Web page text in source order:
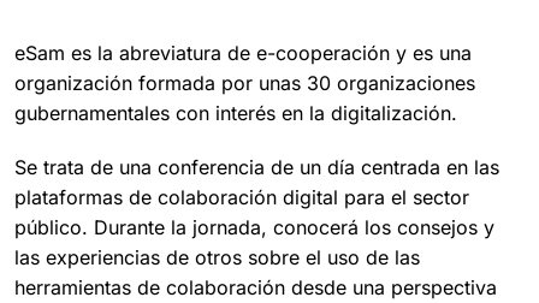
eSam es la abreviatura de e-cooperación y es una
organización formada por unas 30 organizaciones
gubernamentales con interés en la digitalización.
Se trata de una conferencia de un día centrada en las
plataformas de colaboración digital para el sector
público. Durante la jornada, conocerá los consejos y
las experiencias de otros sobre el uso de las
herramientas de colaboración desde una perspectiva